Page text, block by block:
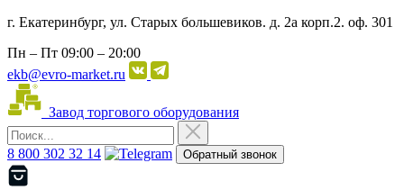
г. Екатеринбург, ул. Старых большевиков. д. 2а корп.2. оф. 301
Пн – Пт 09:00 – 20:00
ekb@evro-market.ru
Завод торгового оборудования
8 800 302 32 14 Обратный звонок